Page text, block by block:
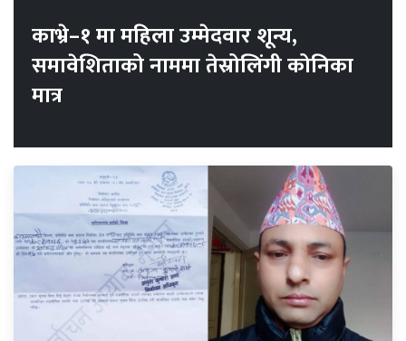
काभ्रे–१ मा महिला उम्मेदवार शून्य,
समावेशिताको नाममा तेस्रोलिंगी कोनिका
मात्र